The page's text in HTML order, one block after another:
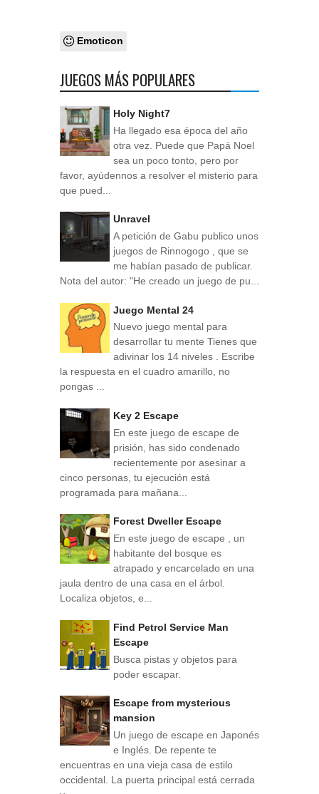
Emoticon
JUEGOS MÁS POPULARES
Holy Night7
Ha llegado esa época del año
otra vez. Puede que Papá Noel
sea un poco tonto, pero por
favor, ayúdennos a resolver el misterio para
que pued...
Unravel
A petición de Gabu publico unos
juegos de Rinnogogo , que se
me habían pasado de publicar.
Nota del autor: "He creado un juego de pu...
Juego Mental 24
Nuevo juego mental para
desarrollar tu mente Tienes que
adivinar los 14 niveles . Escribe
la respuesta en el cuadro amarillo, no
pongas ...
Key 2 Escape
En este juego de escape de
prisión, has sido condenado
recientemente por asesinar a
cinco personas, tu ejecución está
programada para mañana...
Forest Dweller Escape
En este juego de escape , un
habitante del bosque es
atrapado y encarcelado en una
jaula dentro de una casa en el árbol.
Localiza objetos, e...
Find Petrol Service Man
Escape
Busca pistas y objetos para
poder escapar.
Escape from mysterious
mansion
Un juego de escape en Japonés
e Inglés. De repente te
encuentras en una vieja casa de estilo
occidental. La puerta principal está cerrada